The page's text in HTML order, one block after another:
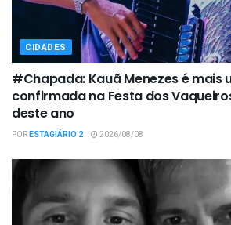
CIDADES
#Chapada: Kauã Menezes é mais
confirmada na Festa dos
deste ano
PORESTAGIÁRIO 2 2026/08/08